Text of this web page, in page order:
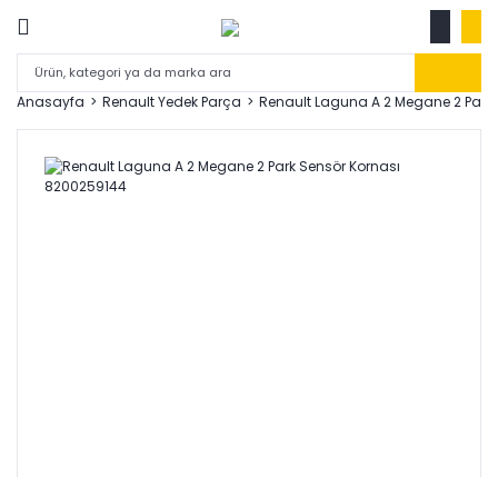
Anasayfa Renault Yedek Parça Renault Laguna A 2 Megane 2 Park